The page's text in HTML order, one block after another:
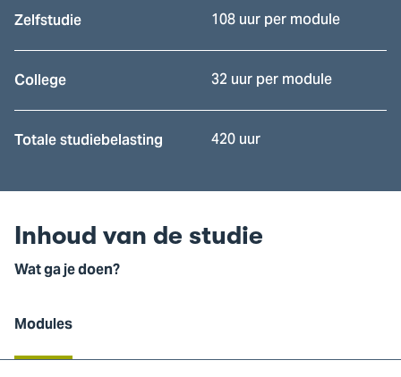
Zelfstudie 108 uur per module
College 32 uur per module
Totale studiebelasting 420 uur
Inhoud van de studie
Wat ga je doen?
Modules